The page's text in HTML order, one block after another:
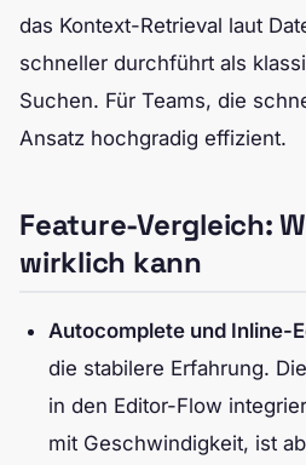
das Kontext-Retrieval laut
schneller durchführt als
Suchen. Für Teams, die
Ansatz hochgradig effizient.
Feature-Vergleich:
wirklich kann
Autocomplete und Inline-
die stabilere Erfahrung.
in den Editor-Flow
mit Geschwindigkeit, ist